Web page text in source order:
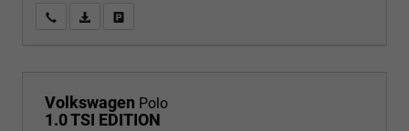
Wir rufen Sie anPDF-Fahrzeugexposé drucken
Volkswagen Polo
1.0 TSI EDITION